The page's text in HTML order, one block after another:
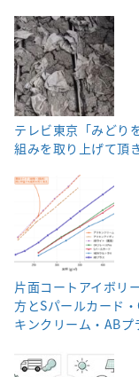
テレビ東京「みどり
組みを取り上げて頂
片面コートアイボリ
方とSパールカード
キンクリーム・AB